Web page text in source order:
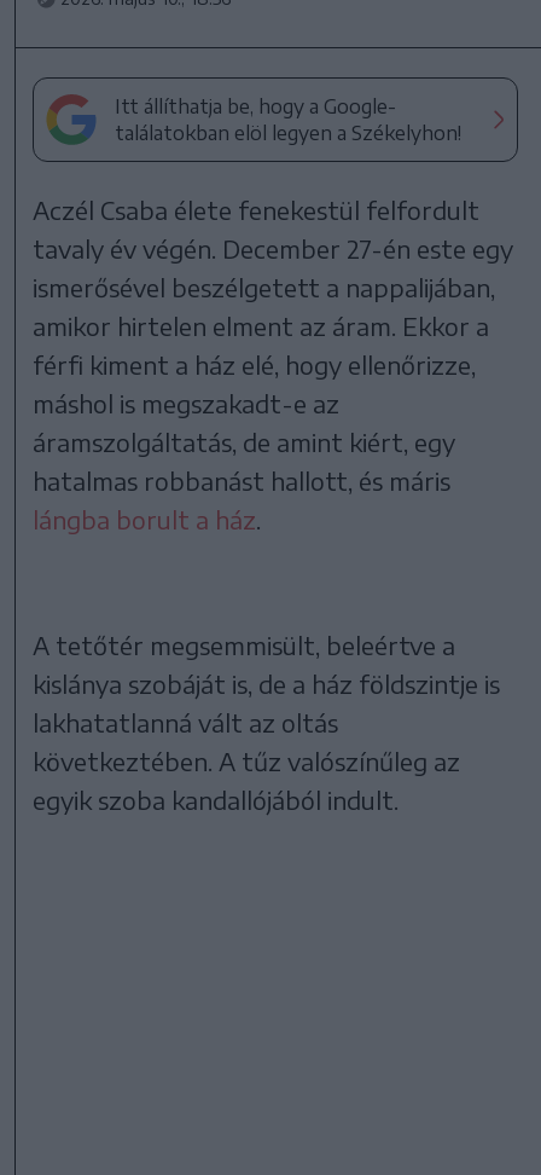
Itt állíthatja be, hogy a Google-
találatokban elöl legyen a Székelyhon!
Aczél Csaba élete fenekestül felfordult
tavaly év végén. December 27-én este egy
ismerősével beszélgetett a nappalijában,
amikor hirtelen elment az áram. Ekkor a
férfi kiment a ház elé, hogy ellenőrizze,
máshol is megszakadt-e az
áramszolgáltatás, de amint kiért, egy
hatalmas robbanást hallott, és máris
lángba borult a ház
A tetőtér megsemmisült, beleértve a
kislánya szobáját is, de a ház földszintje is
lakhatatlanná vált az oltás
következtében. A tűz valószínűleg az
egyik szoba kandallójából indult.